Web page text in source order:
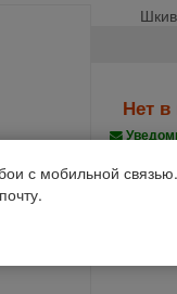
Нет
с мобильной